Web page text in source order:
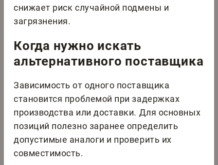
снижает риск случайной подмены и
загрязнения.
Когда нужно искать
альтернативного поставщика
Зависимость от одного поставщика
становится проблемой при задержках
производства или доставки. Для основных
позиций полезно заранее определить
допустимые аналоги и проверить их
совместимость.